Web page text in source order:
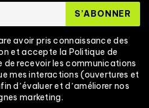
S’ABONNER
avoir pris connaissance des
et accepte la Politique de
recevoir les communications
mes interactions (ouvertures et
dʼévaluer et dʼaméliorer nos
marketing.